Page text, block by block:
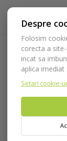
Despre
Folosim
corecta a
incat sa
aplica
Setari cookie-
Acasa
Decolatoare
Nu puteti